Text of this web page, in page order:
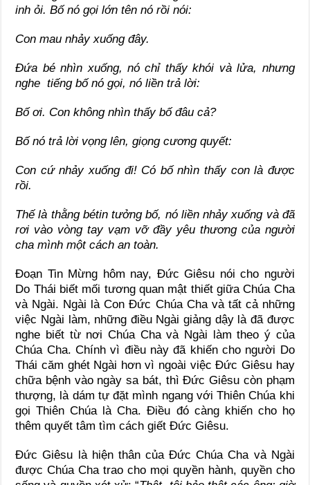
inh ỏi. Bố nó gọi lớn tên nó rồi nói:
Con mau nhảy xuống đây.
Đứa bé nhìn xuống, nó chỉ thấy khói và lửa, nhưng
nghe tiếng bố nó gọi, nó liền trả lời:
Bố ơi. Con không nhìn thấy bố đâu cả?
Bố nó trả lời vọng lên, giọng cương quyết:
Con cứ nhảy xuống đi! Có bố nhìn thấy con là được
rồi.
Thế là thằng bétin tưởng bố, nó liền nhảy xuống và đã
rơi vào vòng tay vạm vỡ đầy yêu thương của người
cha mình một cách an toàn.
Đoạn Tin Mừng hôm nay, Đức Giêsu nói cho người
Do Thái biết mối tương quan mật thiết giữa Chúa Cha
và Ngài. Ngài là Con Đức Chúa Cha và tất cả những
việc Ngài làm, những điều Ngài giảng dậy là đã được
nghe biết từ nơi Chúa Cha và Ngài làm theo ý của
Chúa Cha. Chính vì điều này đã khiến cho người Do
Thái căm ghét Ngài hơn vì ngoài việc Đức Giêsu hay
chữa bệnh vào ngày sa bát, thì Đức Giêsu còn phạm
thượng, là dám tự đặt mình ngang với Thiên Chúa khi
gọi Thiên Chúa là Cha. Điều đó càng khiến cho họ
thêm quyết tâm tìm cách giết Đức Giêsu.
Đức Giêsu là hiện thân của Đức Chúa Cha và Ngài
được Chúa Cha trao cho mọi quyền hành, quyền cho